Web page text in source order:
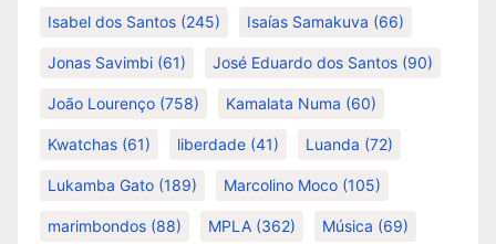
Isabel dos Santos (245) Isaías Samakuva (66)
Jonas Savimbi (61) José Eduardo dos Santos (90)
João Lourenço (758) Kamalata Numa (60)
Kwatchas (61) liberdade (41) Luanda (72)
Lukamba Gato (189) Marcolino Moco (105)
marimbondos (88) MPLA (362) Música (69)